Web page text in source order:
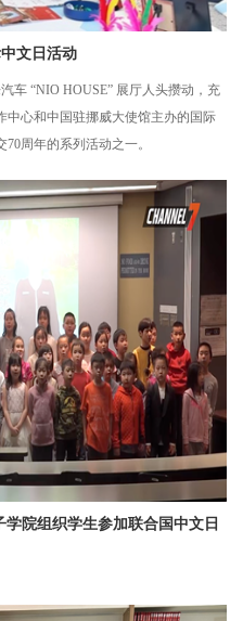
文日活动
车 “NIO HOUSE” 展厅人头攒动，充
中心和中国驻挪威大使馆主办的国际
周年的系列活动之一。
院组织学生参加联合国中文日